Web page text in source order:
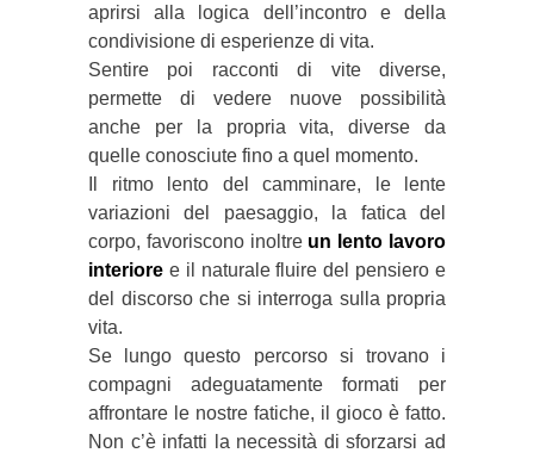
aprirsi alla logica dell’incontro e della
condivisione di esperienze di vita.
Sentire poi racconti di vite diverse,
permette di vedere nuove possibilità
anche per la propria vita, diverse da
quelle conosciute fino a quel momento.
Il ritmo lento del camminare, le lente
variazioni del paesaggio, la fatica del
corpo, favoriscono inoltre un lento lavoro
interiore e il naturale fluire del pensiero e
del discorso che si interroga sulla propria
vita.
Se lungo questo percorso si trovano i
compagni adeguatamente formati per
affrontare le nostre fatiche, il gioco è fatto.
Non c’è infatti la necessità di sforzarsi ad